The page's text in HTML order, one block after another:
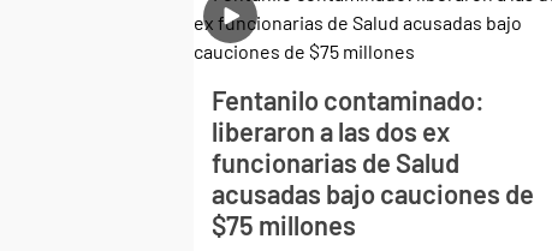
Fentanilo contaminado:
liberaron a las dos ex
funcionarias de Salud
acusadas bajo cauciones de
$75 millones